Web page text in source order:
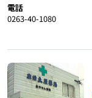
電話
0263-40-1080